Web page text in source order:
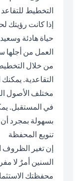
التخطيط للتقاعد
إذا كانت رؤيتك
حياة هادئة وسعيدة
العمل من أجلها
من خلال التخطيط
التقاعدية. يمكنك
مختلف الأصول
في المستقبل. يمكنك
بسهولة بمجرد أن تبدأ
تنويع المحفظة
إن تغير الظروف
السنين أمرٌ لا مفر
محفظتك